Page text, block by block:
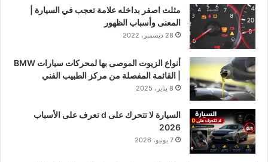
مثلث اصفر بداخله علامة تعجب في السيارة |
المعنى وأسباب الظهور
28 ديسمبر، 2022
أنواع الزيوت الموصى بها لمحركات سيارات BMW
| القائمة المفصلة من مركز الطبيب الفني
8 يناير، 2025
السيارة لا تتحرك على d تعرف على الأسباب
2026
7 يونيو، 2026